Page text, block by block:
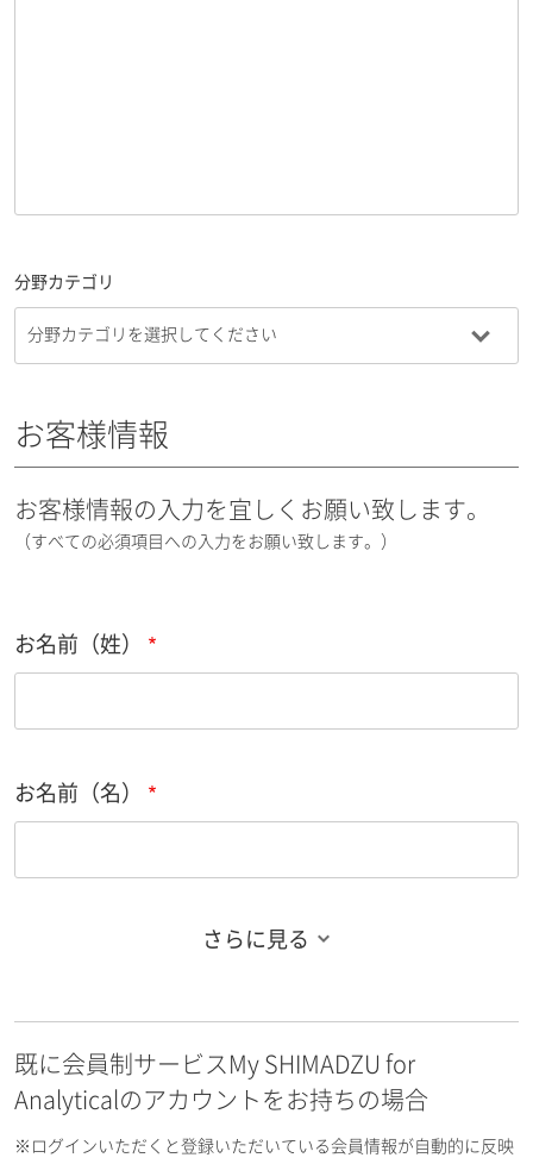
分野カテゴリ
お客様情報
お客様情報の入力を宜しくお願い致します。
（すべての必須項目への入力をお願い致します。）
お名前（姓）
お名前（名）
お名前フリガナ（名）
さらに見る
既に会員制サービスMy SHIMADZU for
Analyticalのアカウントをお持ちの場合
※ログインいただくと登録いただいている会員情報が自動的に反映